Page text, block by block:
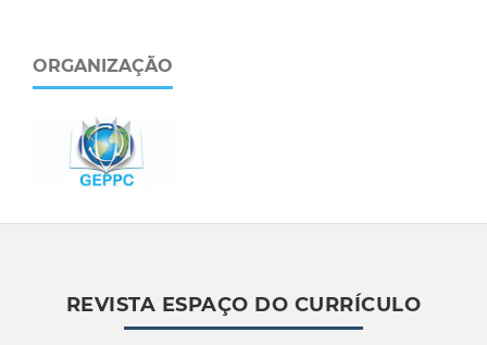
ORGANIZAÇÃO
REVISTA ESPAÇO DO CURRÍCULO